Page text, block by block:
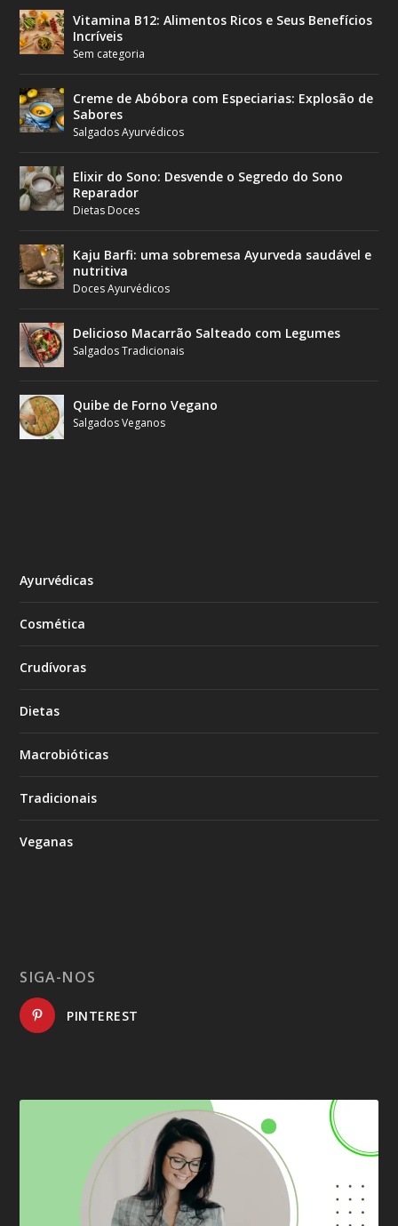
Vitamina B12: Alimentos Ricos e Seus Benefícios
Incríveis
Sem categoria
Creme de Abóbora com Especiarias: Explosão de
Sabores
Salgados Ayurvédicos
Elixir do Sono: Desvende o Segredo do Sono
Reparador
Dietas Doces
Kaju Barfi: uma sobremesa Ayurveda saudável e
nutritiva
Doces Ayurvédicos
Delicioso Macarrão Salteado com Legumes
Salgados Tradicionais
Quibe de Forno Vegano
Salgados Veganos
Ayurvédicas
Cosmética
Crudívoras
Dietas
Macrobióticas
Tradicionais
Veganas
SIGA-NOS
PINTEREST